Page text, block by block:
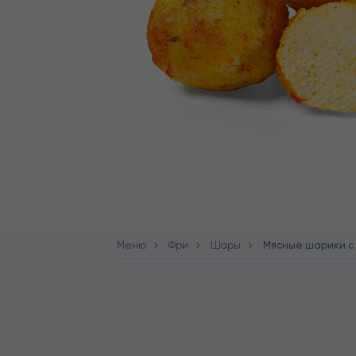
Меню Фри Шары Мясные шарики с